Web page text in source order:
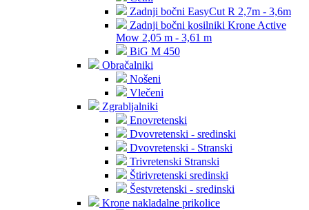
Zadnji bočni EasyCut R 2,7m - 3,6m
Zadnji bočni kosilniki Krone Active
Mow 2,05 m - 3,61 m
BiG M 450
Obračalniki
Nošeni
Vlečeni
Zgrabljalniki
Enovretenski
Dvovretenski - sredinski
Dvovretenski - Stranski
Trivretenski Stranski
Štirivretenski sredinski
Šestvretenski - sredinski
Krone nakladalne prikolice